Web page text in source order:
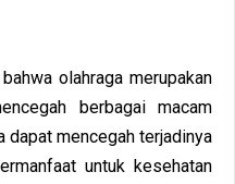
olahraga merupakan
berbagai macam
dapat mencegah terjadinya
untuk kesehatan